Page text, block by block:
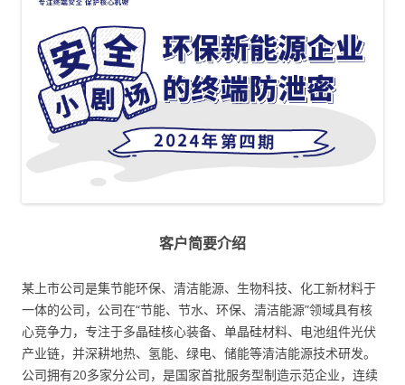
客户简要介绍
某上市公司是集节能环保、清洁能源、生物科技、化工新材料于
一体的公司，公司在“节能、节水、环保、清洁能源”领域具有核
心竞争力，专注于多晶硅核心装备、单晶硅材料、电池组件光伏
产业链，并深耕地热、氢能、绿电、储能等清洁能源技术研发。
公司拥有20多家分公司，是国家首批服务型制造示范企业，连续